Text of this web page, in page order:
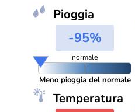
Pioggia
-95%
normale
Meno pioggia del normale
Temperatura